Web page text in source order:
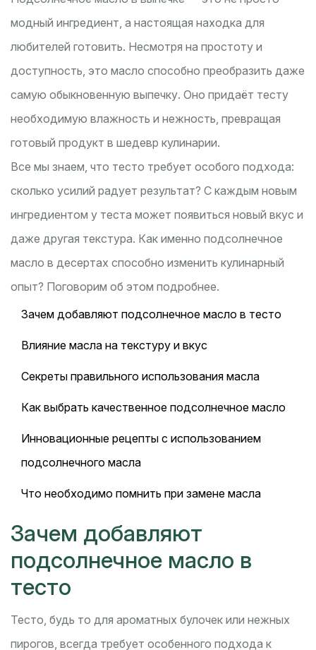
модный ингредиент, а настоящая находка для
любителей готовить. Несмотря на простоту и
доступность, это масло способно преобразить даже
самую обыкновенную выпечку. Оно придаёт тесту
необходимую влажность и нежность, превращая
готовый продукт в шедевр кулинарии.
Все мы знаем, что тесто требует особого подхода:
сколько усилий радует результат? С каждым новым
ингредиентом у теста может появиться новый вкус и
даже другая текстура. Как именно подсолнечное
масло в десертах способно изменить кулинарный
опыт? Поговорим об этом подробнее.
Зачем добавляют подсолнечное масло в тесто
Влияние масла на текстуру и вкус
Секреты правильного использования масла
Как выбрать качественное подсолнечное масло
Инновационные рецепты с использованием
подсолнечного масла
Что необходимо помнить при замене масла
Зачем добавляют
подсолнечное масло в
тесто
Тесто, будь то для ароматных булочек или нежных
пирогов, всегда требует особенного подхода к